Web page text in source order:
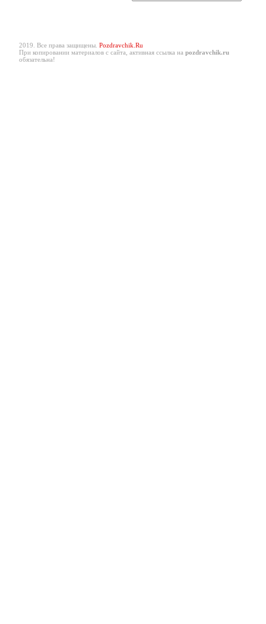
2019. Все права защищены. Pozdravchik.Ru
При копировании материалов с сайта, активная ссылка на pozdravchik.ru
обязательна!